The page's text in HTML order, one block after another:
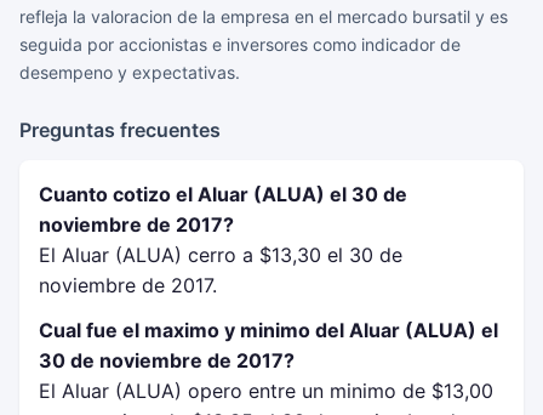
refleja la valoracion de la empresa en el mercado bursatil y es
seguida por accionistas e inversores como indicador de
desempeno y expectativas.
Preguntas frecuentes
Cuanto cotizo el Aluar (ALUA) el 30 de
noviembre de 2017?
El Aluar (ALUA) cerro a $13,30 el 30 de
noviembre de 2017.
Cual fue el maximo y minimo del Aluar (ALUA) el
30 de noviembre de 2017?
El Aluar (ALUA) opero entre un minimo de $13,00